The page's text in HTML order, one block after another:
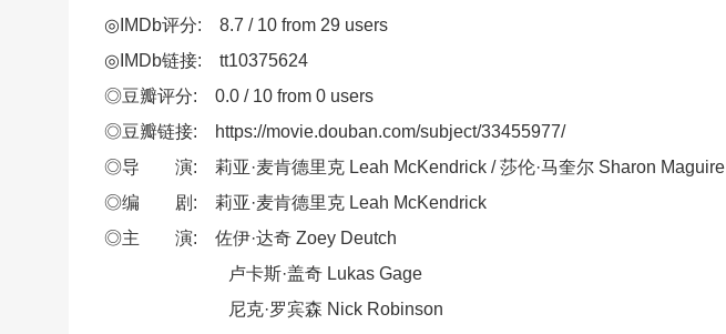
◎IMDb评分: 8.7 / 10 from 29 users
◎IMDb链接: tt10375624
◎豆瓣评分: 0.0 / 10 from 0 users
◎豆瓣链接: https://movie.douban.com/subject/33455977/
◎导 演: 莉亚·麦肯德里克 Leah McKendrick / 莎伦·马奎尔 Sharon Maguire
◎编 剧: 莉亚·麦肯德里克 Leah McKendrick
◎主 演: 佐伊·达奇 Zoey Deutch
卢卡斯·盖奇 Lukas Gage
尼克·罗宾森 Nick Robinson